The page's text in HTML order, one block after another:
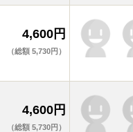
4,600円
（総額 5,730円）
4,600円
（総額 5,730円）